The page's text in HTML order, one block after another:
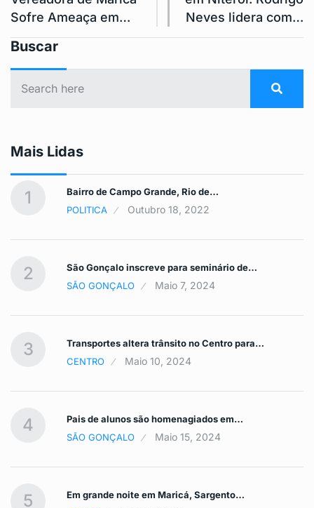
Sofre Ameaça em…
Neves lidera com…
Buscar
Mais Lidas
1
Bairro de Campo Grande, Rio de…
POLITICA
Outubro 18, 2022
2
São Gonçalo inscreve para seminário de…
SÃO GONÇALO
Maio 7, 2024
3
Transportes altera trânsito no Centro para…
CENTRO
Maio 10, 2024
4
Pais de alunos são homenagiados em…
SÃO GONÇALO
Maio 15, 2024
5
Em grande noite em Maricá, Sargento…